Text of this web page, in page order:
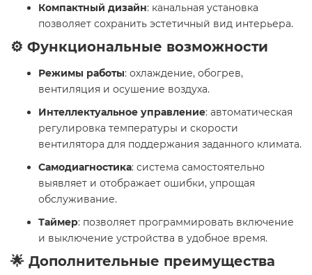
Компактный дизайн: канальная установка
позволяет сохранить эстетичный вид интерьера.
⚙️ Функциональные возможности
Режимы работы: охлаждение, обогрев,
вентиляция и осушение воздуха.
Интеллектуальное управление: автоматическая
регулировка температуры и скорости
вентилятора для поддержания заданного климата.
Самодиагностика: система самостоятельно
выявляет и отображает ошибки, упрощая
обслуживание.
Таймер: позволяет программировать включение
и выключение устройства в удобное время.
🌟 Дополнительные преимущества